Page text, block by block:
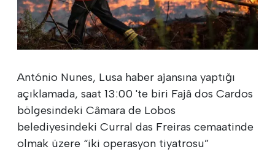
António Nunes, Lusa haber ajansına yaptığı
açıklamada, saat 13:00 'te biri Fajã dos Cardos
bölgesindeki Câmara de Lobos
belediyesindeki Curral das Freiras cemaatinde
olmak üzere “iki operasyon tiyatrosu”